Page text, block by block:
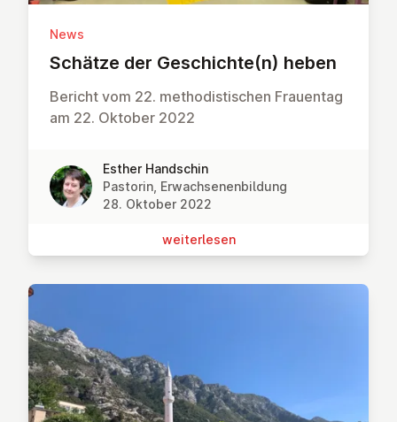
News
Schätze der Ge­schich­te(n) heben
Bericht vom 22. methodistischen Frauentag
am 22. Oktober 2022
Esther Handschin
Pastorin, Erwachsenenbildung
28. Oktober 2022
wei­ter­le­sen